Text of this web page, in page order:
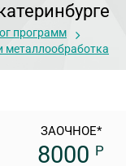
программ
металлообработка
ЗАОЧНОЕ*
8000 Р